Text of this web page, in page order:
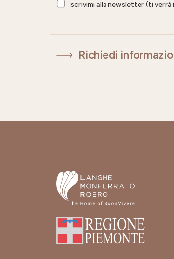
Iscrivimi alla newsletter (ti verrà
Richiedi